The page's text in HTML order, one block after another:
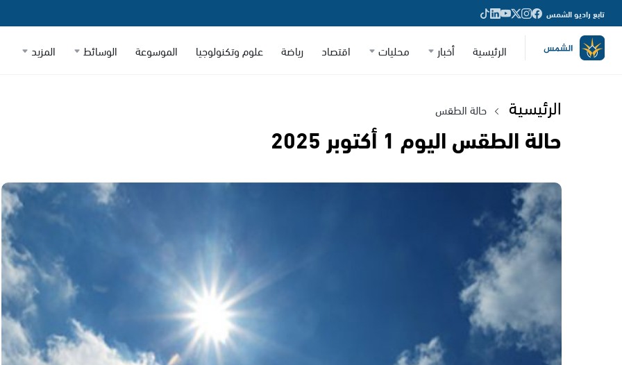
تابع راديو الشمس
الرئيسية أخبار محليات اقتصاد رياضة علوم وتكنولوجيا الموسوعة الوسائط المزيد
الرئيسية حالة الطقس
حالة الطقس اليوم 1 أكتوبر 2025